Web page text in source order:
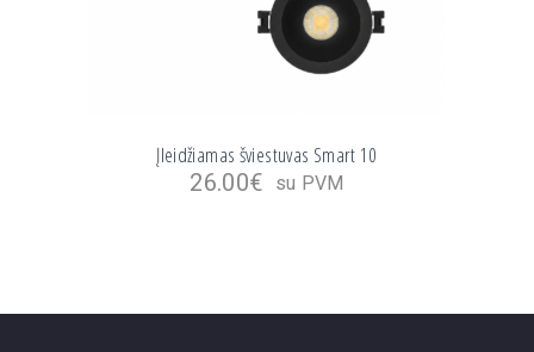
Įleidžiamas šviestuvas Smart 10
26.00€ su PVM